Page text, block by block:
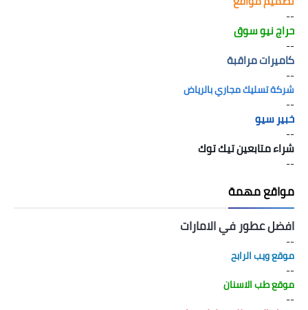
--
حراج نيو سوق
--
كاميرات مراقبة
--
شركة تسليك مجاري بالرياض
--
خبير سيو
--
شراء متابعين تيك توك
--
مواقع مهمة
افضل عطور في الامارات
--
موقع ويب الرابح
--
موقع طب الاسنان
--